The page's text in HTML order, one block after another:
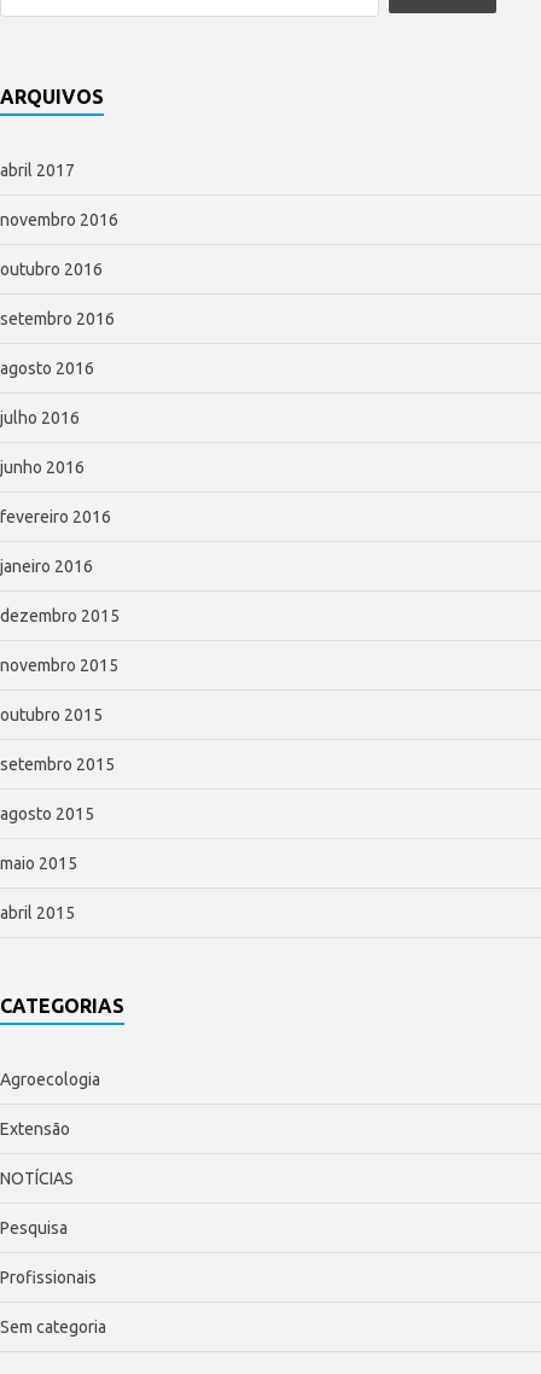
ARQUIVOS
abril 2017
novembro 2016
outubro 2016
setembro 2016
agosto 2016
julho 2016
junho 2016
fevereiro 2016
janeiro 2016
dezembro 2015
novembro 2015
outubro 2015
setembro 2015
agosto 2015
maio 2015
abril 2015
CATEGORIAS
Agroecologia
Extensão
NOTÍCIAS
Pesquisa
Profissionais
Sem categoria